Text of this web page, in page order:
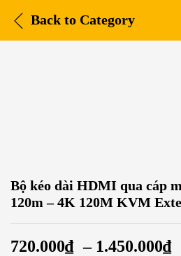
Back to Category
Bộ kéo dài HDMI qua cáp
120m – 4K 120M KVM
720.000₫ – 1.450.000₫